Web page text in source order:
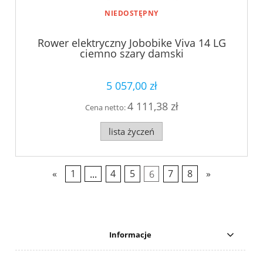
NIEDOSTĘPNY
Rower elektryczny Jobobike Viva 14 LG
ciemno szary damski
5 057,00 zł
Cena netto:4 111,38 zł
lista życzeń
« 1 ... 4 5 6 7 8 »
Informacje